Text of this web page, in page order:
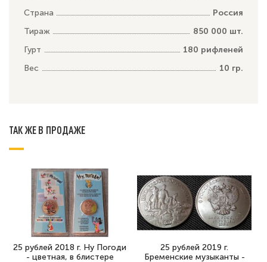
Страна
Россия
Тираж
850 000 шт.
Гурт
180 рифленей
Вес
10 гр.
ТАК ЖЕ В ПРОДАЖЕ
25 рублей 2018 г. Ну Погоди
- цветная, в блистере
25 рублей 2019 г.
Бременские музыканты -